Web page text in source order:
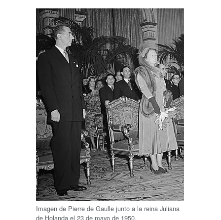
Imagen de Pierre de Gaulle junto a la reina Juliana
de Holanda el 23 de mayo de 1950.